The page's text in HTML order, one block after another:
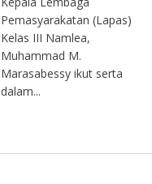
Pemasyarakatan (Lapas)
Kelas III Namlea,
Muhammad M.
Marasabessy ikut serta
dalam...